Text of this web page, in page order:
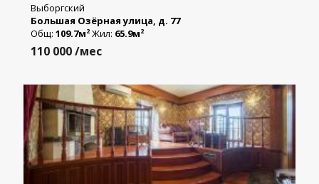
Выборгский
Большая Озёрная улица, д. 77
Общ: 109.7м2 Жил: 65.9м2
110 000/мес